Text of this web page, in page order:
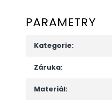
PARAMETRY
Kategorie:
Záruka:
Materiál: